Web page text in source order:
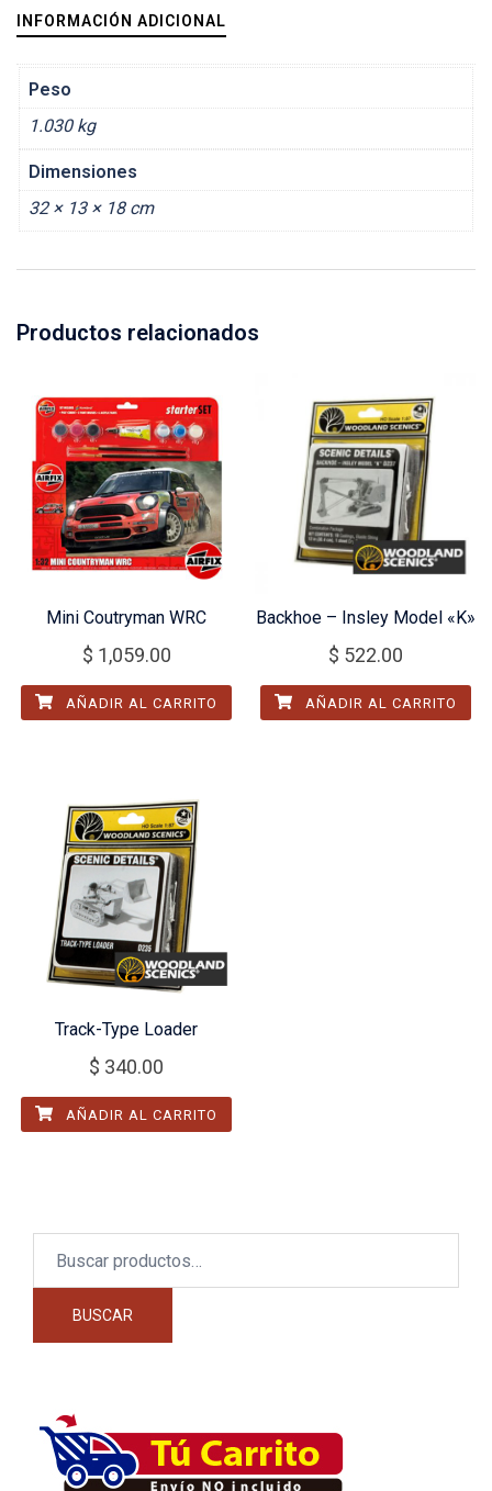
INFORMACIÓN ADICIONAL
Peso
1.030 kg
Dimensiones
32 × 13 × 18 cm
Productos relacionados
Mini Coutryman WRC
$ 1,059.00
AÑADIR AL CARRITO
Backhoe – Insley Model «K»
$ 522.00
AÑADIR AL CARRITO
Track-Type Loader
$ 340.00
AÑADIR AL CARRITO
BUSCAR